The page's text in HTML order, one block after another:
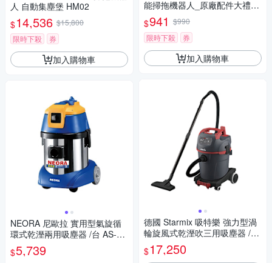
人 自動集塵堡 HM02
$14,536 $15,800
限時下殺
券
加入購物車
NEORA 尼歐拉 實用型氣旋循
環式乾溼兩用吸塵器 /台 AS-15
$5,739
能掃拖機器人_原廠配件大禮包
(邊刷*4+塵袋*5+拖布*6)
$941 $990
限時下殺
券
加入購物車
德國 Starmix 吸特樂 強力型渦
輪旋風式乾溼吹三用吸塵器 /台
NSG uClean-1432
$17,250